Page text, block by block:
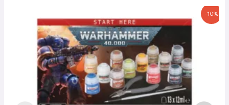
-10%
prix
initial
était :
35,00 €.
prix
actuel
est :
31,50 €.